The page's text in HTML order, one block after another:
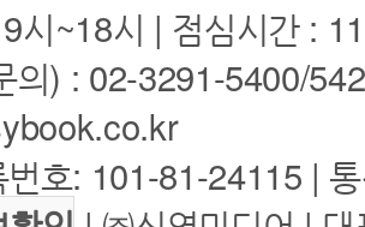
시~18시 | 점심시간 :
의) : 02-3291-5400/
번호: 101-81-24115 |